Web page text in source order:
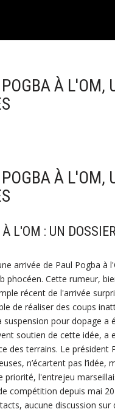
À L'OM,
À L'OM,
L'OM : UN
arrivée de Paul Pogba à
phocéen. Cette rumeur,
récent de l'arrivée
de réaliser des coups
suspension pour dopage
soutien de cette idée,
des terrains. Le
n’écartent pas
priorité, l'entrejeu
compétition depuis mai
aucune discussion